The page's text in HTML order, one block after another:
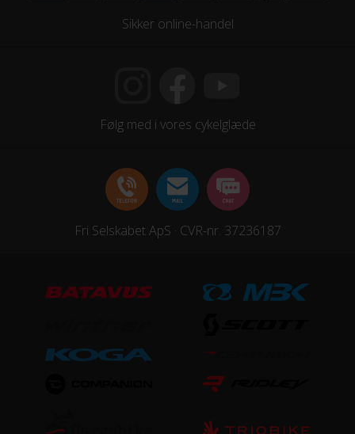
Sikker online-handel
Følg med i vores cykelglæde
Fri Selskabet ApS · CVR-nr. 37236187